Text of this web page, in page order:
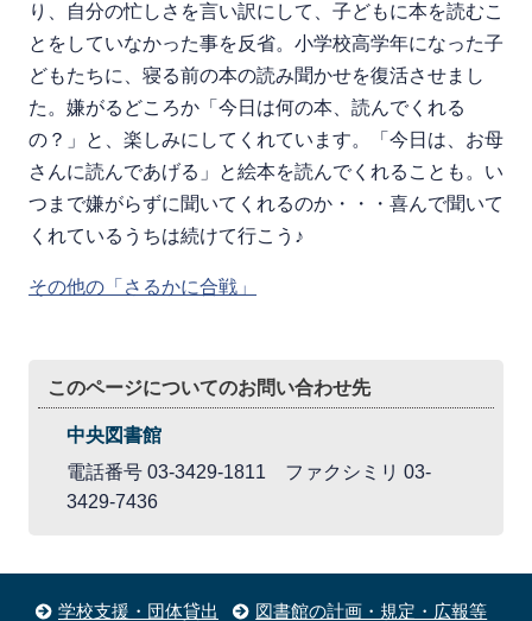
り、自分の忙しさを言い訳にして、子どもに本を読むこ
とをしていなかった事を反省。小学校高学年になった子
どもたちに、寝る前の本の読み聞かせを復活させまし
た。嫌がるどころか「今日は何の本、読んでくれる
の？」と、楽しみにしてくれています。「今日は、お母
さんに読んであげる」と絵本を読んでくれることも。い
つまで嫌がらずに聞いてくれるのか・・・喜んで聞いて
くれているうちは続けて行こう♪
その他の「さるかに合戦」
このページについてのお問い合わせ先
中央図書館
電話番号 03-3429-1811 ファクシミリ 03-
3429-7436
学校支援・団体貸出 図書館の計画・規定・広報等